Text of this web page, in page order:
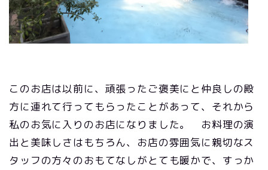
このお店は以前に、頑張ったご褒美にと仲良しの殿
方に連れて行ってもらったことがあって、それから
私のお気に入りのお店になりました。 お料理の演
出と美味しさはもちろん、お店の雰囲気に親切なス
タッフの方々のおもてなしがとても暖かで、すっか